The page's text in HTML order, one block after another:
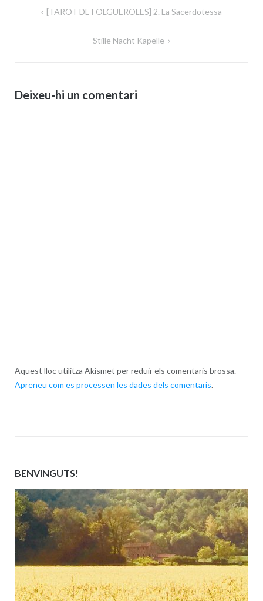
Navegació
[TAROT DE FOLGUEROLES] 2. La Sacerdotessa
Stille Nacht Kapelle
Deixeu-hi un comentari
Aquest lloc utilitza Akismet per reduir els comentaris brossa.
Apreneu com es processen les dades dels comentaris.
BENVINGUTS!